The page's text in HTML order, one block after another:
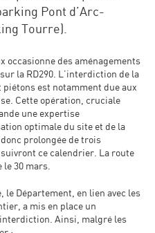
Pont d’Arc-
Tourre).
occasionne des aménagements
la RD290. L’interdiction de la
piétons est notamment due aux
Cette opération, cruciale
une expertise
optimale du site et de la
prolongée de trois
ce calendrier. La route
le 30 mars.
le Département, en lien avec les
a mis en place un
Ainsi, malgré les